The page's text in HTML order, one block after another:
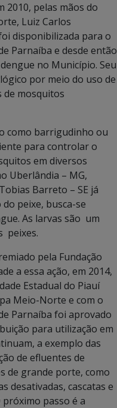
2010, pelas mãos do
Luiz Carlos
disponibilizada para o
Parnaíba e desde então
no Município. Seu
por meio do uso de
de mosquitos
como barrigudinho ou
para controlar o
em diversos
Uberlândia – MG,
Barreto – SE já
peixe, busca-se
As larvas são um
peixes.
pela Fundação
a essa ação, em 2014,
Estadual do Piauí
Meio-Norte e com o
Parnaíba foi aprovado
para utilização em
a exemplo das
de efluentes de
de grande porte, como
desativadas, cascatas e
passo é a